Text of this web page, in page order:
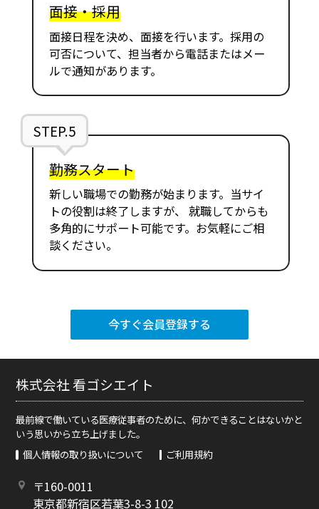
面接・採用
面接日程を決め、面接を行います。採用の
可否について、担当者から電話またはメー
ルで通知があります。
STEP.5
勤務スタート
新しい職場での勤務が始まります。当サイ
トの役割は終了しますが、 就職してからも
多角的にサポート可能です。お気軽にご相
談ください。
今すぐ会員登録する
株式会社 看ゴシエイト
最前線で働いている医療従事者のために、何かできることはないかと
いう思いから立ち上げました。
個人情報の取り扱いについて
ご利用規約
〒160-0011
東京都新宿区若葉3-8-3 102